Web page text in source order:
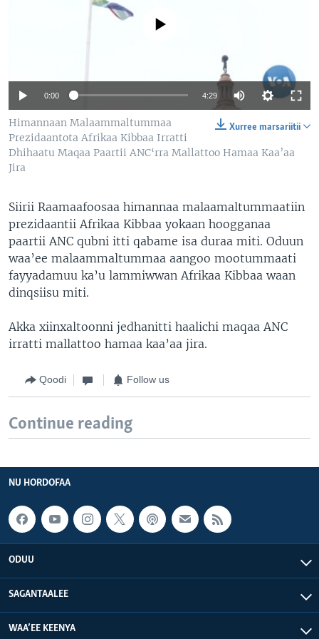
No media source currently available
0:00 4:29
Xurree marsariitii
Himannaan Malaammaltummaa
Prezidaantota Afrikaa Kibbaa Irratti
Dhihaatu Maqaa Paartii ANC‘rra Mallattoo Hamaa Kaa’aa
Jira
Siirii Raamaafoosaa himannaa malaamaltummaatiin
prezidaantii Afrikaa Kibbaa yokaan hoogganaa
paartii ANC qubni itti qabame isa duraa miti. Oduun
waa’ee malaammaltummaa aangoo mootummaati
fayyadamuu ka’u lammiwwan Afrikaa Kibbaa waan
dinqsiisu miti.
Akka xiinxaltoonni jedhanitti haalichi maqaa ANC
irratti mallattoo hamaa kaa’aa jira.
Qoodi Follow us
Continue reading
NU HORDOFAA
ODUU
SAGANTAALEE
WAA’EE KEENYA